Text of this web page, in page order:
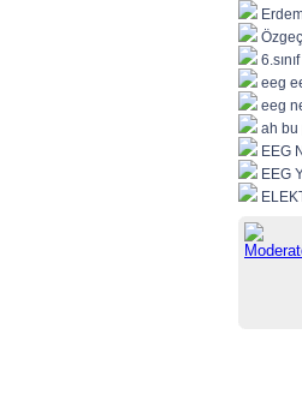
eeg
eeg
ah bu
EEG
EEG